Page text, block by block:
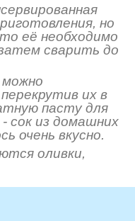
но
её необходимо
сварить до
их в
пасту для
- сок из домашних
очень вкусно.
оливки,